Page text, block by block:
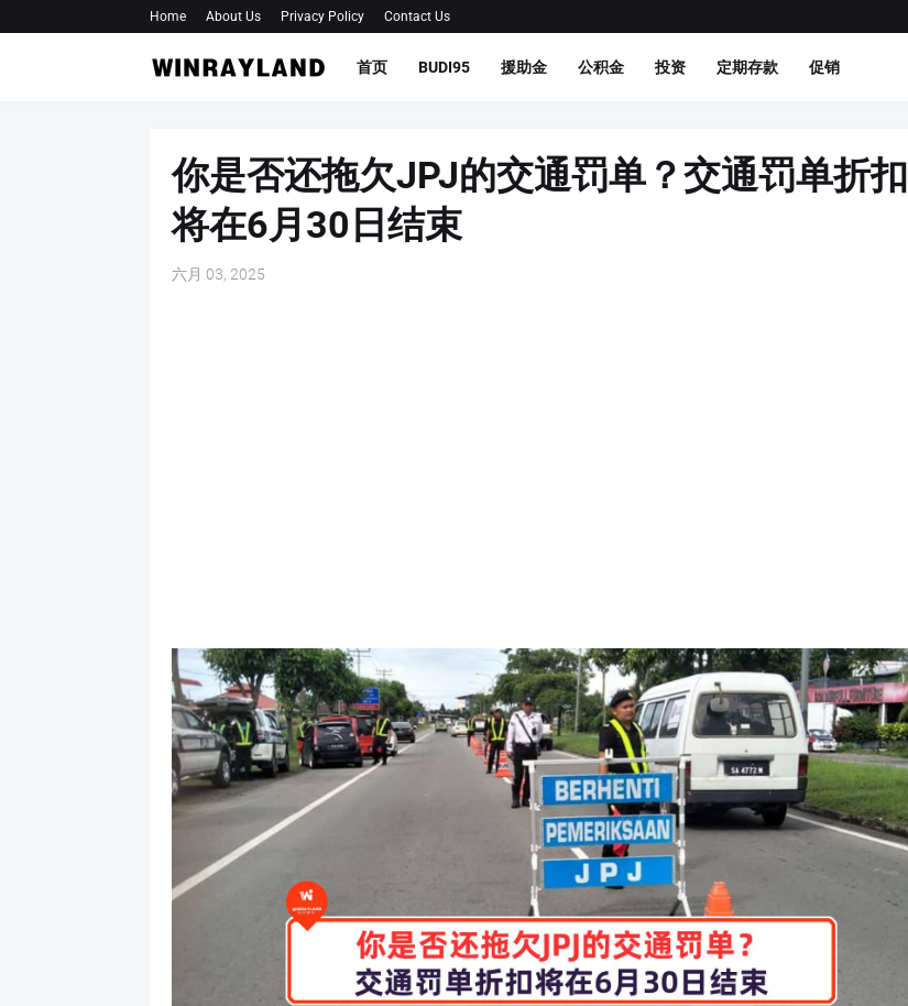
Home About Us Privacy Policy Contact Us
首页 BUDI95 援助金 公积金 投资 定期存款 促销
你是否还拖欠JPJ的交通罚单？交通罚单折扣
将在6月30日结束
六月 03, 2025